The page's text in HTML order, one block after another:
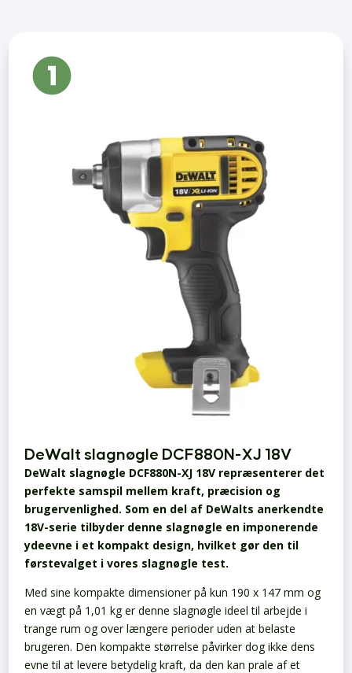
DeWalt slagnøgle DCF880N-XJ 18V
DeWalt slagnøgle DCF880N-XJ 18V repræsenterer det
perfekte samspil mellem kraft, præcision og
brugervenlighed. Som en del af DeWalts anerkendte
18V-serie tilbyder denne slagnøgle en imponerende
ydeevne i et kompakt design, hvilket gør den til
førstevalget i vores slagnøgle test.
Med sine kompakte dimensioner på kun 190 x 147 mm og
en vægt på 1,01 kg er denne slagnøgle ideel til arbejde i
trange rum og over længere perioder uden at belaste
brugeren. Den kompakte størrelse påvirker dog ikke dens
evne til at levere betydelig kraft, da den kan prale af et